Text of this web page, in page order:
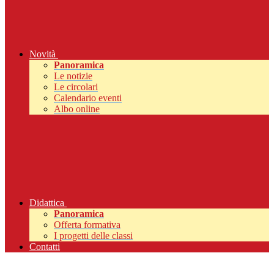
Novità
Panoramica
Le notizie
Le circolari
Calendario eventi
Albo online
Didattica
Panoramica
Offerta formativa
I progetti delle classi
Contatti